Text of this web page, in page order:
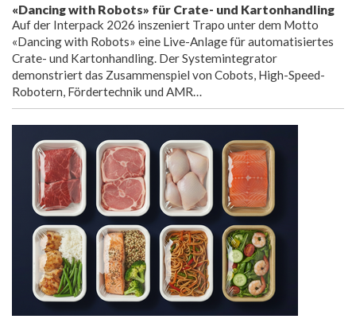
«Dancing with Robots» für Crate- und Kartonhandling
Auf der Interpack 2026 inszeniert Trapo unter dem Motto
«Dancing with Robots» eine Live-Anlage für automatisiertes
Crate- und Kartonhandling. Der Systemintegrator
demonstriert das Zusammenspiel von Cobots, High-Speed-
Robotern, Fördertechnik und AMR…